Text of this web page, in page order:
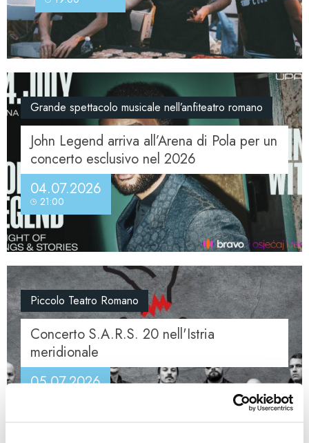
Grande spettacolo musicale nell’anfiteatro romano
John Legend arriva all’Arena di Pola per un
concerto esclusivo nel 2026
04.07.2026
21:00
Piccolo Teatro Romano
Concerto S.A.R.S. 20 nell'Istria
meridionale
05.07.2026